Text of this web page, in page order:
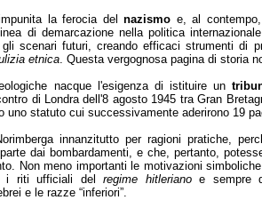
la ferocia delnazismo e, al contempo,
di demarcazione nella politica internazionale
scenari futuri, creando efficaci strumenti di
etnica. Questa vergognosa pagina di storia
nacque l'esigenza di istituire un
di Londra dell'8 agosto 1945 tra Gran
uno statuto cui successivamente aderirono 19
innanzitutto per ragioni pratiche,
dai bombardamenti, e che, pertanto,
Non meno importanti le motivazioni
i riti ufficiali delregime hitlerianoe sempre
e le razze “inferiori”.